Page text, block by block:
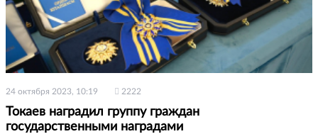
24 октября 2023, 10:19 2222
Токаев наградил группу граждан
государственными наградами